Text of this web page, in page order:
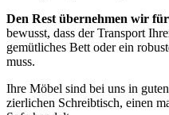
Den Rest übernehmen wir
bewusst, dass der Transport
gemütliches Bett oder ein
muss.
Ihre Möbel sind bei uns in
zierlichen Schreibtisch, einen